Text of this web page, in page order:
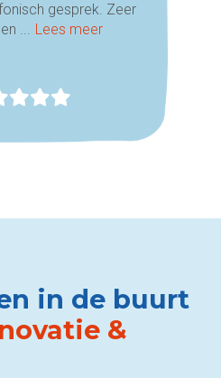
gesprek. Zeer
... Lees meer
in de buurt
&